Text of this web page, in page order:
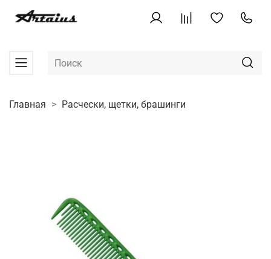
Главная Расчески, щетки, брашинги